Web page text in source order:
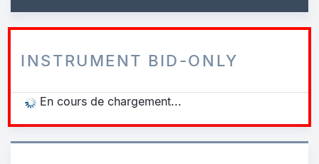
INSTRUMENT BID-ONLY
En cours de chargement...